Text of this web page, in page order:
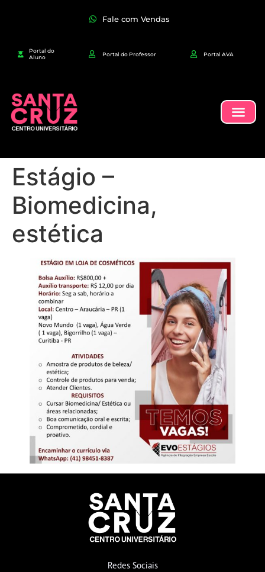
Fale com Vendas
Portal do
Aluno
Portal do Professor Portal AVA
Estágio –
Biomedicina,
estética
Redes Sociais